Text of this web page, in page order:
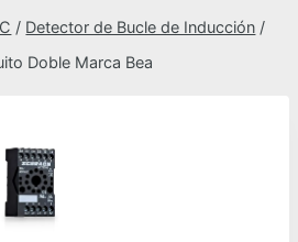
/ Detector de Bucle de Inducción /
Doble Marca Bea